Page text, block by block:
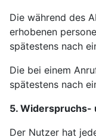
Die während des
erhobenen
spätestens nach
Die bei einem
spätestens nach
5. Widerspruchs-
Der Nutzer hat